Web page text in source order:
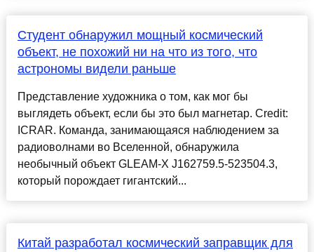
Студент обнаружил мощный космический
объект, не похожий ни на что из того, что
астрономы видели раньше
Представление художника о том, как мог бы
выглядеть объект, если бы это был магнетар. Credit:
ICRAR. Команда, занимающаяся наблюдением за
радиоволнами во Вселенной, обнаружила
необычный объект GLEAM-X J162759.5-523504.3,
который порождает гигантский...
Китай разработал космический заправщик для